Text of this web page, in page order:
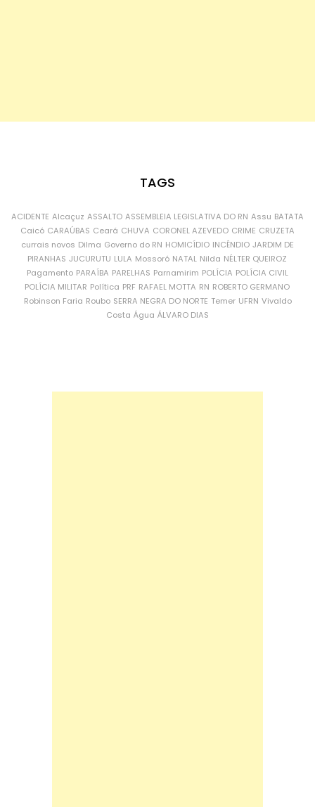
TAGS
ACIDENTE Alcaçuz ASSALTO ASSEMBLEIA LEGISLATIVA DO RN Assu BATATA
Caicó CARAÚBAS Ceará CHUVA CORONEL AZEVEDO CRIME CRUZETA
currais novos Dilma Governo do RN HOMICÍDIO INCÊNDIO JARDIM DE
PIRANHAS JUCURUTU LULA Mossoró NATAL Nilda NÉLTER QUEIROZ
Pagamento PARAÍBA PARELHAS Parnamirim POLÍCIA POLÍCIA CIVIL
POLÍCIA MILITAR Política PRF RAFAEL MOTTA RN ROBERTO GERMANO
Robinson Faria Roubo SERRA NEGRA DO NORTE Temer UFRN Vivaldo
Costa Água ÁLVARO DIAS